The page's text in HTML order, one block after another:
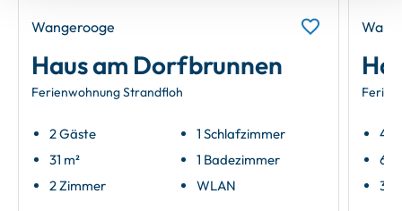
Wangerooge
Haus am Dorfbrunnen
Ferienwohnung Strandfloh
2 Gäste
31 m²
2 Zimmer
1 Schlafzimmer
1 Badezimmer
WLAN
4
60
3